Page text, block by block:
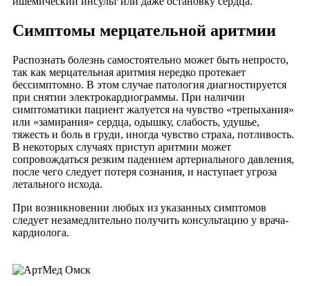
Симптомы мерцательной аритмии
Распознать болезнь самостоятельно может быть непросто,
так как мерцательная аритмия нередко протекает
бессимптомно. В этом случае патология диагностируется
при снятии электрокардиограммы. При наличии
симптоматики пациент жалуется на чувство «трепыхания»
или «замирания» сердца, одышку, слабость, удушье,
тяжесть и боль в груди, иногда чувство страха, потливость.
В некоторых случаях приступ аритмии может
сопровождаться резким падением артериального давления,
после чего следует потеря сознания, и наступает угроза
летального исхода.
При возникновении любых из указанных симптомов
следует незамедлительно получить консультацию у врача-
кардиолога.